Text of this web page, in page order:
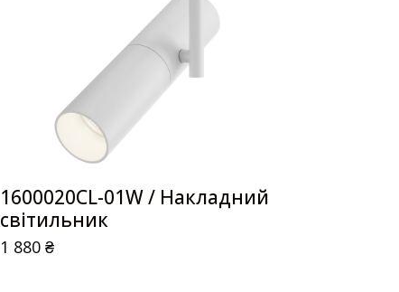
1600020CL-01W / Накладний
світильник
1 880₴